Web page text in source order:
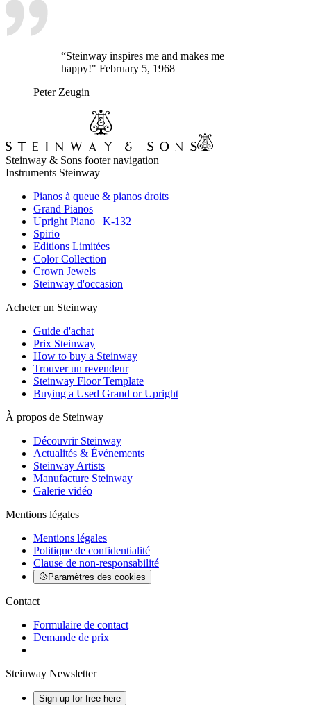
“Steinway inspires me and makes me
happy!" February 5, 1968
Peter Zeugin
Steinway & Sons footer navigation
Instruments Steinway
Pianos à queue & pianos droits
Grand Pianos
Upright Piano | K-132
Spirio
Editions Limitées
Color Collection
Crown Jewels
Steinway d'occasion
Acheter un Steinway
Guide d'achat
Prix Steinway
How to buy a Steinway
Trouver un revendeur
Steinway Floor Template
Buying a Used Grand or Upright
À propos de Steinway
Découvrir Steinway
Actualités & Événements
Steinway Artists
Manufacture Steinway
Galerie vidéo
Mentions légales
Mentions légales
Politique de confidentialité
Clause de non-responsabilité
Paramètres des cookies
Contact
Formulaire de contact
Demande de prix
Steinway Newsletter
Sign up for free here